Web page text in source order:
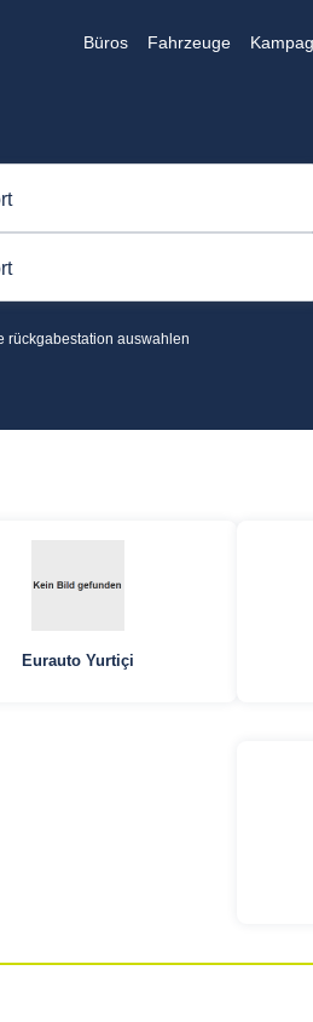
Büros Fahrzeuge
rückgabestation auswahlen
Eurauto Yurtiçi